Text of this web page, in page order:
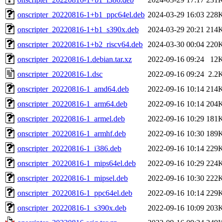
onscripter_20220816-1+b1_ppc64el.deb 2024-03-29 16:03
onscripter_20220816-1+b1_s390x.deb
2024-03-29 20:21
onscripter_20220816-1+b2_riscv64.deb
2024-03-30 00:04
onscripter_20220816-1.debian.tar.xz
2022-09-16 09:24
onscripter_20220816-1.dsc
2022-09-16 09:24
onscripter_20220816-1_amd64.deb
2022-09-16 10:14
onscripter_20220816-1_arm64.deb
2022-09-16 10:14
onscripter_20220816-1_armel.deb
2022-09-16 10:29
onscripter_20220816-1_armhf.deb
2022-09-16 10:30
onscripter_20220816-1_i386.deb
2022-09-16 10:14
onscripter_20220816-1_mips64el.deb
2022-09-16 10:29
onscripter_20220816-1_mipsel.deb
2022-09-16 10:30
onscripter_20220816-1_ppc64el.deb
2022-09-16 10:14
onscripter_20220816-1_s390x.deb
2022-09-16 10:09